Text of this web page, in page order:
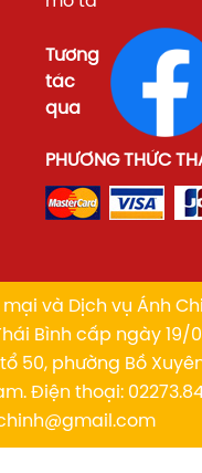
Tương
tác
qua
PHƯƠNG THỨC
và Dịch vụ Ánh
Bình cấp ngày 19/
50, phường Bồ
Điện thoại: